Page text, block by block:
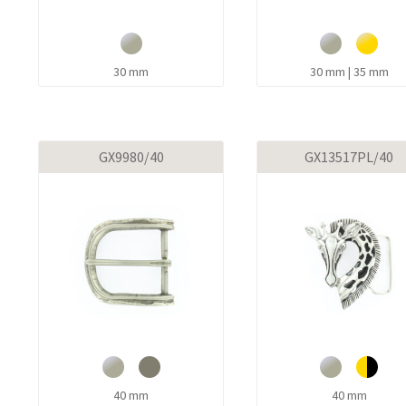
30 mm 30 mm | 35 mm
GX9980/40
40 mm
GX13517PL/40
40 mm